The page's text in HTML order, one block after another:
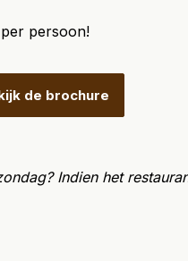
persoon!
de brochure
Indien het